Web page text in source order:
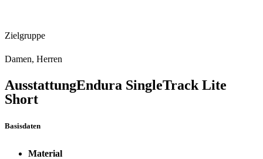
Zielgruppe
Damen, Herren
AusstattungEndura SingleTrack Lite
Short
Basisdaten
Material